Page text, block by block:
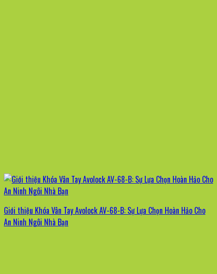
Giới thiệu Khóa Vân Tay Avolock AV-68-B: Sự Lựa Chọn Hoàn Hảo Cho
An Ninh Ngôi Nhà Bạn